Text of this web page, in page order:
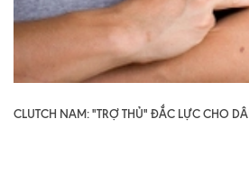
CLUTCH NAM: "TRỢ THỦ" ĐẮC LỰC CHO